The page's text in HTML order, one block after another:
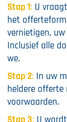
Stap 1: U
het
vernietigen,
Inclusief alle
we.
Stap 2: In uw
heldere offerte
voorwaarden.